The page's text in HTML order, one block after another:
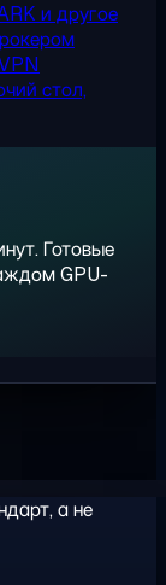
и другое
стол,
Готовые
GPU-
а не